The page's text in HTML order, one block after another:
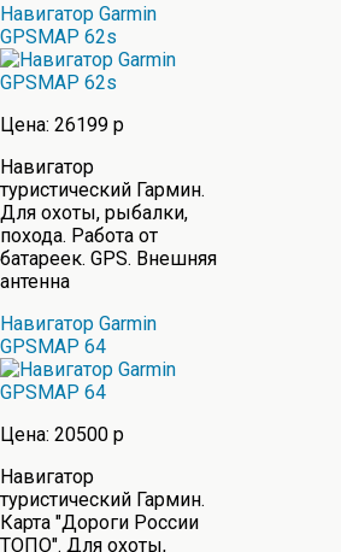
Навигатор Garmin
GPSMAP 62s
Цена: 26199 р
Навигатор
туристический Гармин.
Для охоты, рыбалки,
похода. Работа от
батареек. GPS. Внешняя
антенна
Навигатор Garmin
GPSMAP 64
Цена: 20500 р
Навигатор
туристический Гармин.
Карта "Дороги России
ТОПО". Для охоты,